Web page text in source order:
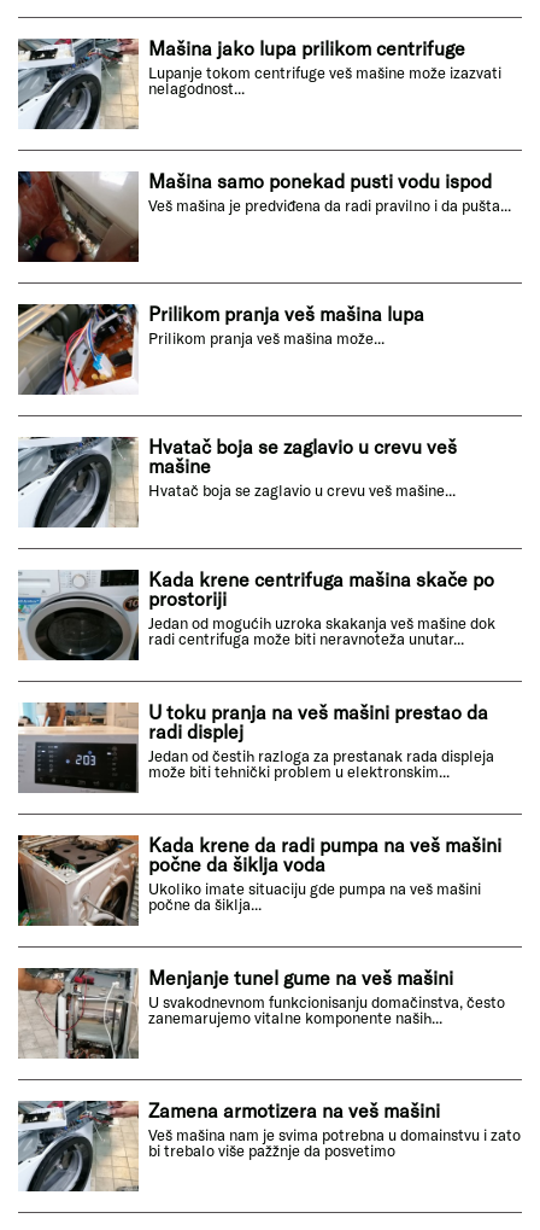
Mašina jako lupa prilikom centrifuge
Lupanje tokom centrifuge veš mašine može izazvati
nelagodnost...
Mašina samo ponekad pusti vodu ispod
Veš mašina je predviđena da radi pravilno i da pušta...
Prilikom pranja veš mašina lupa
Prilikom pranja veš mašina može...
Hvatač boja se zaglavio u crevu veš
mašine
Hvatač boja se zaglavio u crevu veš mašine...
Kada krene centrifuga mašina skače po
prostoriji
Jedan od mogućih uzroka skakanja veš mašine dok
radi centrifuga može biti neravnoteža unutar...
U toku pranja na veš mašini prestao da
radi displej
Jedan od čestih razloga za prestanak rada displeja
može biti tehnički problem u elektronskim...
Kada krene da radi pumpa na veš mašini
počne da šiklja voda
Ukoliko imate situaciju gde pumpa na veš mašini
počne da šiklja...
Menjanje tunel gume na veš mašini
U svakodnevnom funkcionisanju domačinstva, često
zanemarujemo vitalne komponente naših...
Zamena armotizera na veš mašini
Veš mašina nam je svima potrebna u domainstvu i zato
bi trebalo više pažžnje da posvetimo